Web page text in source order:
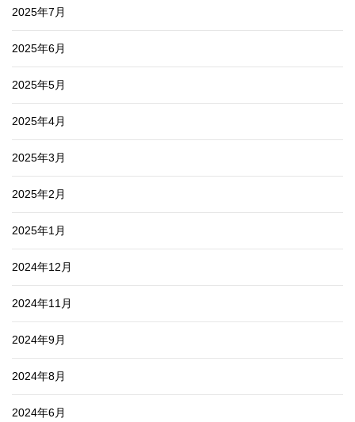
2025年7月
2025年6月
2025年5月
2025年4月
2025年3月
2025年2月
2025年1月
2024年12月
2024年11月
2024年9月
2024年8月
2024年6月